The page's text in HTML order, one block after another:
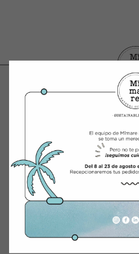
Polígono Industrial Saprelorca, B/111
30817 Lorca (Murcia), España
www.mimarenaturalcosmetics.com
Teléfono:968 47 60 59